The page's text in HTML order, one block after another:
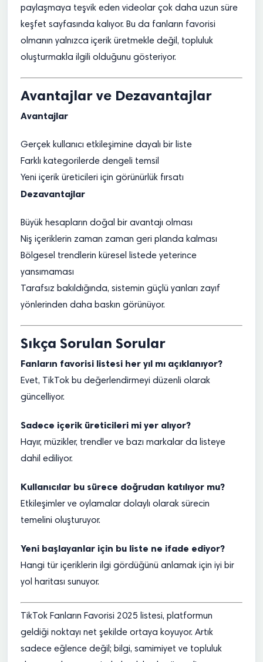
paylaşmaya teşvik eden videolar çok daha uzun süre
keşfet sayfasında kalıyor. Bu da fanların favorisi
olmanın yalnızca içerik üretmekle değil, topluluk
oluşturmakla ilgili olduğunu gösteriyor.
Avantajlar ve Dezavantajlar
Avantajlar
Gerçek kullanıcı etkileşimine dayalı bir liste
Farklı kategorilerde dengeli temsil
Yeni içerik üreticileri için görünürlük fırsatı
Dezavantajlar
Büyük hesapların doğal bir avantajı olması
Niş içeriklerin zaman zaman geri planda kalması
Bölgesel trendlerin küresel listede yeterince
yansımaması
Tarafsız bakıldığında, sistemin güçlü yanları zayıf
yönlerinden daha baskın görünüyor.
Sıkça Sorulan Sorular
Fanların favorisi listesi her yıl mı açıklanıyor?
Evet, TikTok bu değerlendirmeyi düzenli olarak
güncelliyor.
Sadece içerik üreticileri mi yer alıyor?
Hayır, müzikler, trendler ve bazı markalar da listeye
dahil ediliyor.
Kullanıcılar bu sürece doğrudan katılıyor mu?
Etkileşimler ve oylamalar dolaylı olarak sürecin
temelini oluşturuyor.
Yeni başlayanlar için bu liste ne ifade ediyor?
Hangi tür içeriklerin ilgi gördüğünü anlamak için iyi bir
yol haritası sunuyor.
TikTok Fanların Favorisi 2025 listesi, platformun
geldiği noktayı net şekilde ortaya koyuyor. Artık
sadece eğlence değil; bilgi, samimiyet ve topluluk